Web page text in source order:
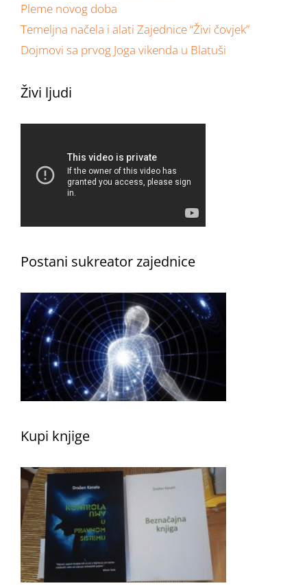
Pleme novog doba
Temeljna načela i alati Zajednice “Živi čovjek”
Dojmovi sa prvog Joga vikenda u Blatuši
Živi ljudi
Postani sukreator zajednice
Kupi knjige